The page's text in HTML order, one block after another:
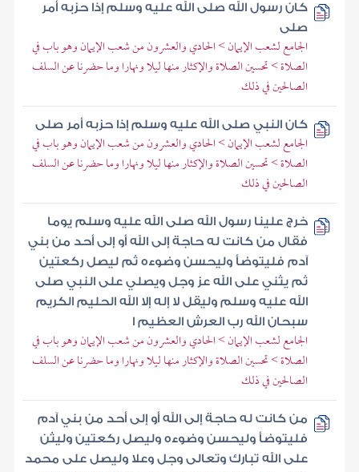
كان رسول الله صلى الله عليه وسلم إذا حزبه أمر
صلى
الجامع لشعب الإيمان > الحادي والعشرون من شعب الإيمان وهو باب في
الصلاة > تحسين الصلاة والإكثار منها ليلا ونهارا وما حضرنا عن السلف
الصالحين في ذلك
كان النبي صلى الله عليه وسلم إذا حزبه أمر صلى
الجامع لشعب الإيمان > الحادي والعشرون من شعب الإيمان وهو باب في
الصلاة > تحسين الصلاة والإكثار منها ليلا ونهارا وما حضرنا عن السلف
الصالحين في ذلك
خرج علينا رسول الله صلى الله عليه وسلم يوما
فقال من كانت له حاجة إلى الله أو إلى أحد من بني
آدم فليتوضأ وليحسن وضوءه ثم ليصل ركعتين
ثم يثني على الله عز وجل ويصلي على النبي صلى
الله عليه وسلم وليقل لا إله إلا الله الحليم الكريم
سبحان الله رب العرش العظيم ا
الجامع لشعب الإيمان > الحادي والعشرون من شعب الإيمان وهو باب في
الصلاة > تحسين الصلاة والإكثار منها ليلا ونهارا وما حضرنا عن السلف
الصالحين في ذلك
من كانت له حاجة إلى الله أو إلى أحد من بني آدم
فليتوضأ وليحسن وضوءه وليصل ركعتين وليثن
على الله تبارك وتعالى وجل وعلا وليصل على محمد